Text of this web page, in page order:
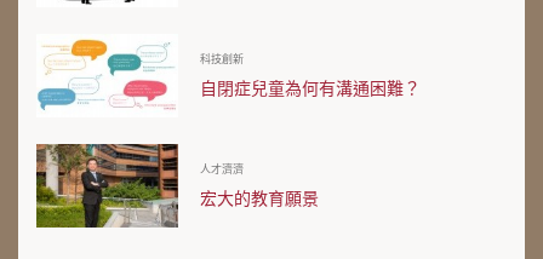
科技創新
自閉症兒童為何有溝通困難？
人才濟濟
宏大的教育願景